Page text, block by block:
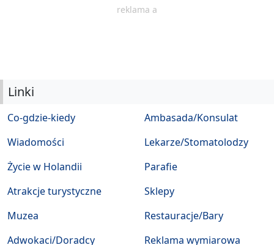
reklama a
Linki
Co-gdzie-kiedy
Wiadomości
Życie w Holandii
Atrakcje turystyczne
Muzea
Ambasada/Konsulat
Lekarze/Stomatolodzy
Parafie
Sklepy
Restauracje/Bary
Adwokaci/Doradcy
Reklama wymiarowa